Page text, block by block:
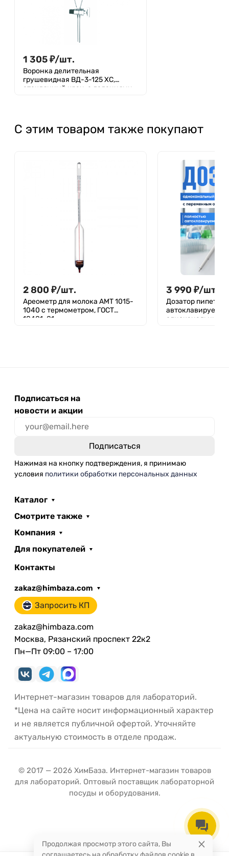
1 305₽/шт.
Воронка делительная
грушевидная ВД-3-125 ХС,
стеклянный кран, с делениями
С этим товаром также покупают
2 800 ₽/шт.
Ареометр для молока АМТ 1015-
1040 с термометром, ГОСТ
18481-81
3 990 ₽/шт.
Дозатор
одноканальный,
Подписаться на
новости и акции
Нажимая на кнопку подтверждения, я принимаю
условия политики обработки персональных данных
Каталог
Смотрите также
Компания
Для покупателей
Контакты
zakaz@himbaza.com
Запросить КП
zakaz@himbaza.com
Москва, Рязанский проспект 22к2
Пн—Пт 09:00 – 17:00
Интернет-магазин товаров для лабораторий.
*Цена на сайте носит информационный характер
и не является публичной офертой. Уточняйте
актуальную стоимость в отделе продаж.
© 2017 — 2026 ХимБаза. Интернет-магазин товаров
для лабораторий. Оптовый поставщик лабораторной
посуды и оборудования.
Продолжая просмотр этого сайта, Вы